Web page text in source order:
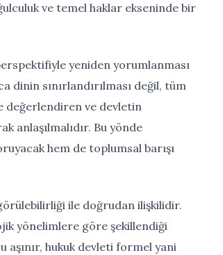
ve temel haklar ekseninde bir
yeniden yorumlanması
sınırlandırılması değil, tüm
değerlendiren ve devletin
anlaşılmalıdır. Bu yönde
hem de toplumsal barışı
ile doğrudan ilişkilidir.
yönelimlere göre şekillendiği
hukuk devleti formel yani